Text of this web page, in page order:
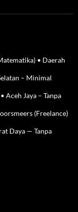
• Daerah
– Minimal
Aceh Jaya – Tanpa
(Freelance)
Daya — Tanpa